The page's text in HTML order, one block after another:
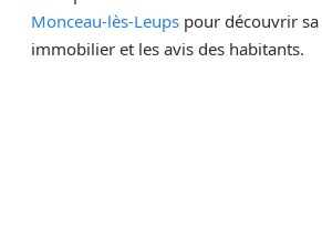
Monceau-lès-Leups pour découvrir
immobilier et les avis des habitants.